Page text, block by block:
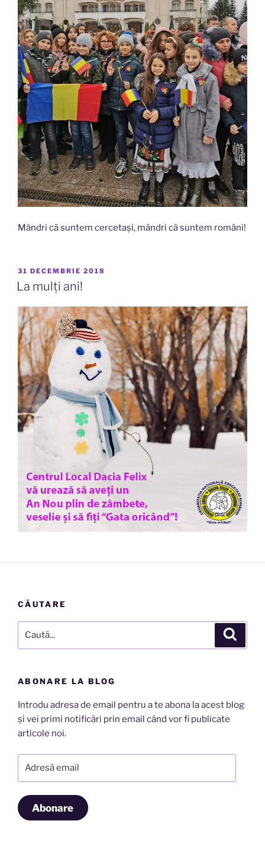
Mândri că suntem cercetași, mândri că suntem români!
PUBLICAT
PE
31 DECEMBRIE 2018
La mulți ani!
CĂUTARE
după:
ABONARE LA BLOG
Introdu adresa de email pentru a te abona la acest blog
și vei primi notificări prin email când vor fi publicate
articole noi.
Abonare